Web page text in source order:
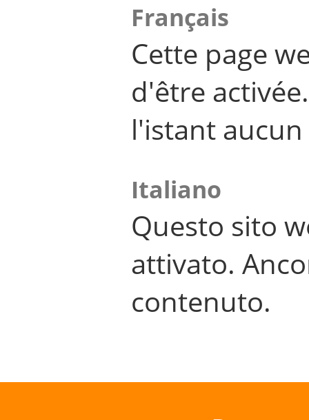
Français
Cette page
d'être
l'istant
Italiano
Questo sito
attivato.
contenuto.